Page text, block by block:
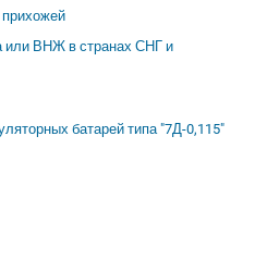
прихожей
или ВНЖ в странах СНГ и
батарей типа "7Д-0,115"